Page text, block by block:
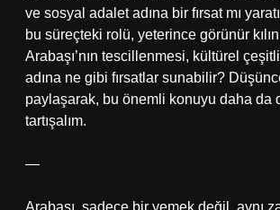
ve sosyal adalet adına bir fırsat mı
bu süreçteki rolü, yeterince görünür
Arabaşı’nın tescillenmesi, kültürel
adına ne gibi fırsatlar sunabilir?
paylaşarak, bu önemli konuyu daha da
tartışalım.
—
Arabaşı, sadece bir yemek değil, aynı